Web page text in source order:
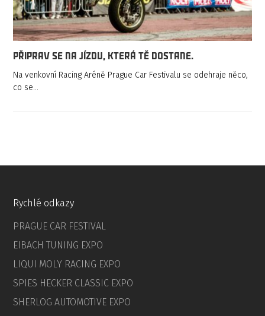
Připrav se na jízdu, která tě dostane.
Na venkovní Racing Aréně Prague Car Festivalu se odehraje něco,
co se…
Rychlé odkazy
PRAGUE CAR FESTIVAL
EIBACH TUNING EXPO
LIQUI MOLY RACING EXPO
SPIES HECKER CLASSIC EXPO
SHERLOG AUTOMOTIVE EXPO